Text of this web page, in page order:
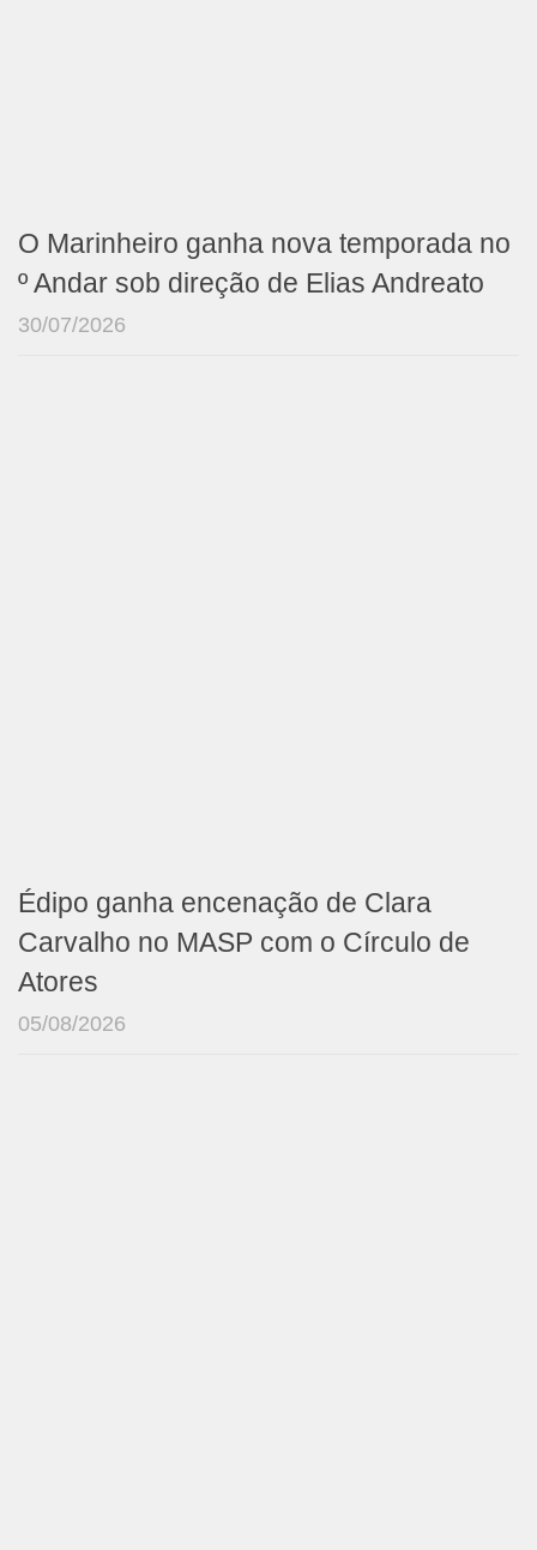
O Marinheiro ganha nova temporada no
º Andar sob direção de Elias Andreato
30/07/2026
Édipo ganha encenação de Clara
Carvalho no MASP com o Círculo de
Atores
05/08/2026